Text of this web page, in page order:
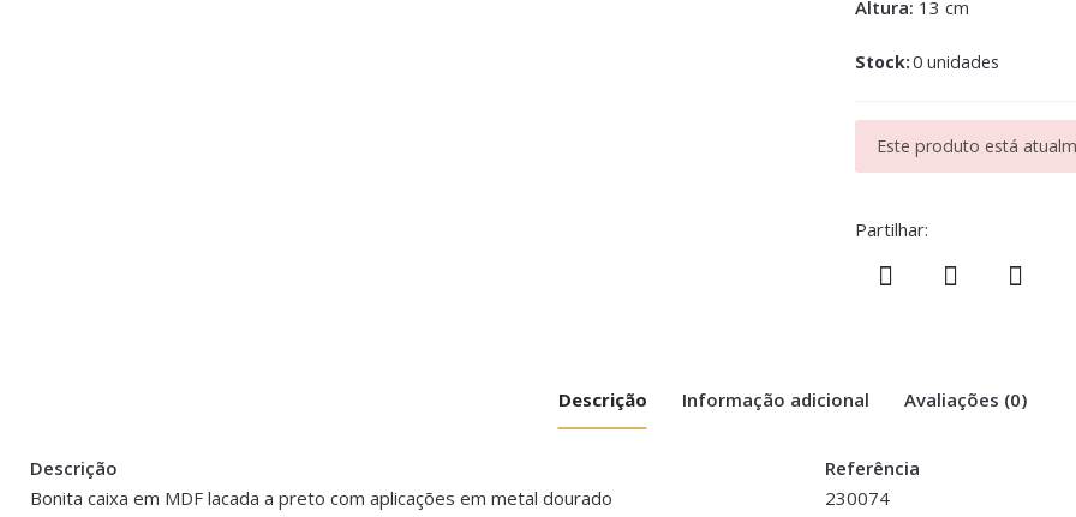
Altura: 13 cm
Stock:0 unidades
Este produto está
Partilhar:
Descrição Informação adicional Avaliações (0)
Descrição
Bonita caixa em MDF lacada a preto com aplicações em metal dourado
Referência
230074
Peso 1.5 kg
There are no reviews yet.